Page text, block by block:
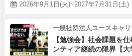
2026年9月1日(火)~2027年7月31日(土)
一般社団法人ユースキャ
【勉強会】社会課題を
ンティア継続の限界【大